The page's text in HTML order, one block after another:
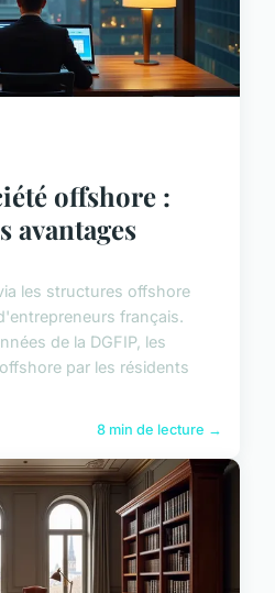
offshore :
avantages
les structures offshore
français.
de la DGFIP, les
par les résidents
8 min de lecture →